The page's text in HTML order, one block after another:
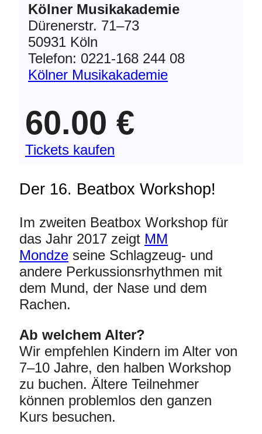
Kölner Musikakademie
Dürenerstr. 71–73
50931 Köln
Telefon: 0221-168 244 08
Kölner Musikakademie
60.00 €
Tickets kaufen
Der 16. Beatbox Workshop!
Im zweiten Beatbox Workshop für
das Jahr 2017 zeigt MM
Mondze seine Schlagzeug- und
andere Perkussionsrhythmen mit
dem Mund, der Nase und dem
Rachen.
Ab welchem Alter?
Wir empfehlen Kindern im Alter von
7–10 Jahre, den halben Workshop
zu buchen. Ältere Teilnehmer
können problemlos den ganzen
Kurs besuchen.